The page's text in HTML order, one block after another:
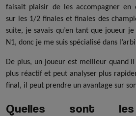
faisait plaisir de les accompagner en
sur les 1/2 finales et finales des
suite, je savais qu’en tant que joueur
N1, donc je me suis spécialisé dans
De plus, un joueur est meilleur quand
plus réactif et peut analyser plus
final, il peut prendre un avantage sur
Quelles sont les